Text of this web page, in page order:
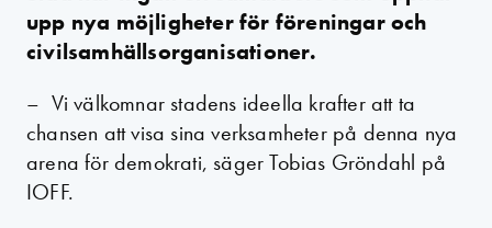
upp nya möjligheter för föreningar och
civilsamhällsorganisationer.
– Vi välkomnar stadens ideella krafter att ta
chansen att visa sina verksamheter på denna nya
arena för demokrati, säger Tobias Gröndahl på
IOFF.